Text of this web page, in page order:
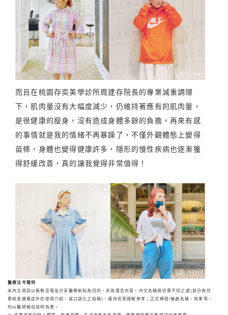
而且在桃園存奕美學診所周建存院長的專業減重調理
下，肌肉量沒有大幅度減少，仍維持著應有的肌肉量，
是很健康的瘦身，沒有造成身體多餘的負擔。再來有感
的事情就是我的情緒不再暴躁了，不僅外觀體態上變得
苗條，身體也變得健康許多，隱形的慢性疾病也逐漸獲
得舒緩改善，真的讓我覺得非常值得！
醫療法令聲明
本內文資訊以衛教宣導及分享醫療新知為目的，非為廣告內容。內文名稱與仿單不同之處(部分為仿
單核准適應症外的使用介紹，或口語化之俗稱)，僅供民眾理解參考；正式療程/儀器名稱、效果等，
均以醫師親自說明為準。